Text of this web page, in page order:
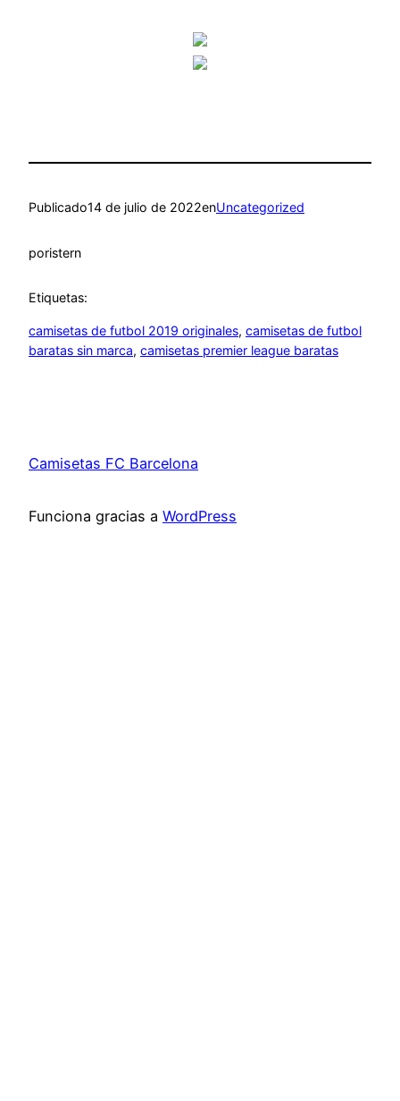
Publicado14 de julio de 2022enUncategorized
poristern
Etiquetas:
camisetas de futbol 2019 originales, camisetas de futbol
baratas sin marca, camisetas premier league baratas
Camisetas FC Barcelona
Funciona gracias a WordPress